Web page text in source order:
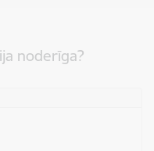
noderīga?